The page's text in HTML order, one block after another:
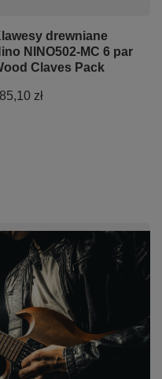
drewniane
NINO502-MC 6 par
Claves Pack
zł